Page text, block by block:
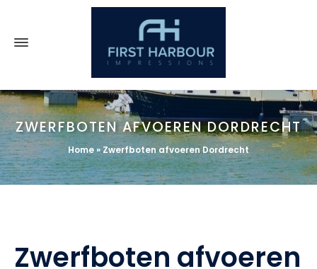
ZWERFBOTEN AFVOEREN DORDRECHT
Home» Zwerfboten afvoeren Dordrecht
Zwerfboten afvoeren